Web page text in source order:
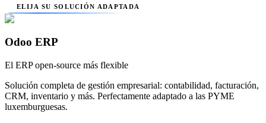
ELIJA SU SOLUCIÓN ADAPTADA
Odoo ERP
El ERP open-source más flexible
Solución completa de gestión empresarial: contabilidad, facturación,
CRM, inventario y más. Perfectamente adaptado a las PYME
luxemburguesas.